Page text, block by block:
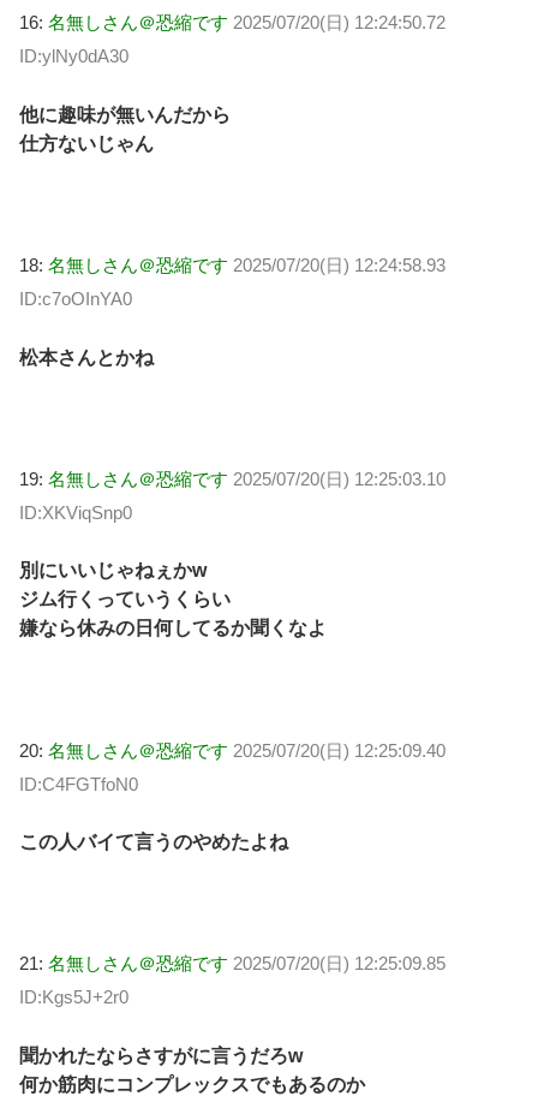
16: 名無しさん＠恐縮です 2025/07/20(日) 12:24:50.72
ID:ylNy0dA30
他に趣味が無いんだから
仕方ないじゃん
18: 名無しさん＠恐縮です 2025/07/20(日) 12:24:58.93
ID:c7oOInYA0
松本さんとかね
19: 名無しさん＠恐縮です 2025/07/20(日) 12:25:03.10
ID:XKViqSnp0
別にいいじゃねぇかw
ジム行くっていうくらい
嫌なら休みの日何してるか聞くなよ
20: 名無しさん＠恐縮です 2025/07/20(日) 12:25:09.40
ID:C4FGTfoN0
この人バイて言うのやめたよね
21: 名無しさん＠恐縮です 2025/07/20(日) 12:25:09.85
ID:Kgs5J+2r0
聞かれたならさすがに言うだろw
何か筋肉にコンプレックスでもあるのか